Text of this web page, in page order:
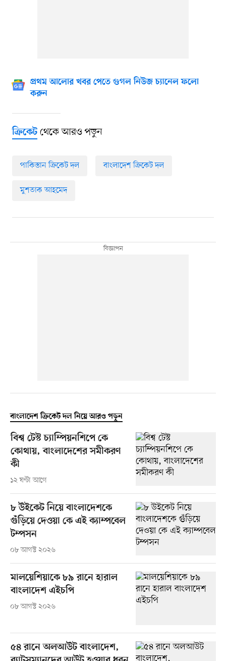
প্রথম আলোর খবর পেতে গুগল নিউজ চ্যানেল ফলো
করুন
ক্রিকেটথেকে আরও পড়ুন
পাকিস্তান ক্রিকেট দল বাংলাদেশ ক্রিকেট দল
মুশতাক আহমেদ
বাংলাদেশ ক্রিকেট দল নিয়ে আরও পড়ুন
বিশ্ব টেস্ট চ্যাম্পিয়নশিপে কে
কোথায়, বাংলাদেশের সমীকরণ
কী
১২ ঘণ্টা আগে
৮ উইকেট নিয়ে বাংলাদেশকে
গুঁড়িয়ে দেওয়া কে এই ক্যাম্পবেল
টম্পসন
০৮ আগস্ট ২০২৬
মালয়েশিয়াকে ৮৯ রানে হারাল
বাংলাদেশ এইচপি
০৮ আগস্ট ২০২৬
৫৪ রানে অলআউট বাংলাদেশ,